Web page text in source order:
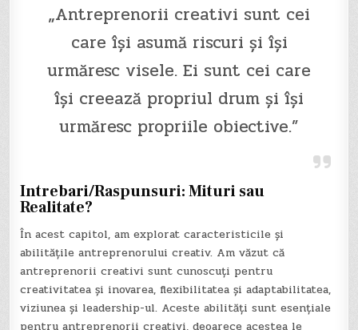
„Antreprenorii creativi sunt cei
care își asumă riscuri și își
urmăresc visele. Ei sunt cei care
își creează propriul drum și își
urmăresc propriile obiective.”
Intrebari/Raspunsuri: Mituri sau
Realitate?
În acest capitol, am explorat caracteristicile și
abilitățile antreprenorului creativ. Am văzut că
antreprenorii creativi sunt cunoscuți pentru
creativitatea și inovarea, flexibilitatea și adaptabilitatea,
viziunea și leadership-ul. Aceste abilități sunt esențiale
pentru antreprenorii creativi, deoarece acestea le